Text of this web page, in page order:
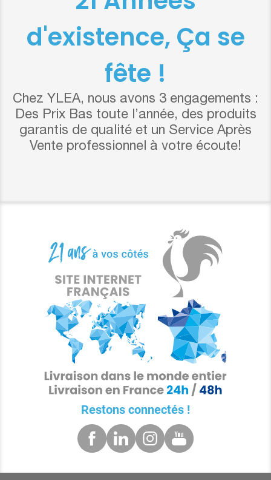
d'existence, Ça se
fête !
Chez YLEA, nous avons 3 engagements :
Des Prix Bas toute l’année, des produits
garantis de qualité et un Service Après
Vente professionnel à votre écoute!
Restons connectés !